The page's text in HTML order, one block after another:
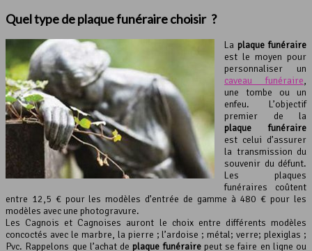
Quel type deplaque funérairechoisir ?
La plaque funéraire
est le moyen pour
personnaliser un
caveau funéraire,
une tombe ou un
enfeu. L’objectif
premier de la
plaque funéraire
est celui d’assurer
la transmission du
souvenir du défunt.
Les plaques
funéraires coûtent
entre 12,5 € pour les modèles d’entrée de gamme à 480 € pour les
modèles avec une photogravure.
Les Cagnois et Cagnoises auront le choix entre différents modèles
concoctés avec le marbre, la pierre ; l’ardoise ; métal; verre; plexiglas ;
Pvc. Rappelons que l’achat de plaque funérairepeut se faire en ligne ou